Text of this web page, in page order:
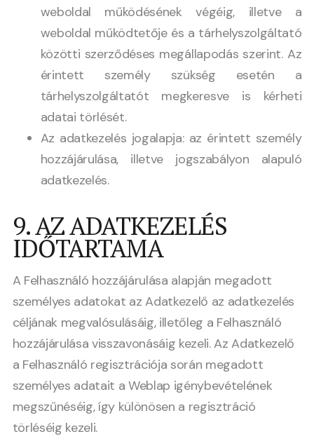
weboldal működésének végéig, illetve a
weboldal működtetője és a tárhelyszolgáltató
közötti szerződéses megállapodás szerint. Az
érintett személy szükség esetén a
tárhelyszolgáltatót megkeresve is kérheti
adatai törlését.
Az adatkezelés jogalapja: az érintett személy
hozzájárulása, illetve jogszabályon alapuló
adatkezelés.
9. AZ ADATKEZELÉS
IDŐTARTAMA
A Felhasználó hozzájárulása alapján megadott
személyes adatokat az Adatkezelő az adatkezelés
céljának megvalósulásáig, illetőleg a Felhasználó
hozzájárulása visszavonásáig kezeli. Az Adatkezelő
a Felhasználó regisztrációja során megadott
személyes adatait a Weblap igénybevételének
megszűnéséig, így különösen a regisztráció
törléséig kezeli.